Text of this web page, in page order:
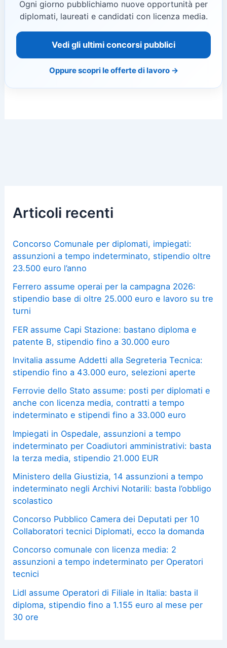
Ogni giorno pubblichiamo nuove opportunità per
diplomati, laureati e candidati con licenza media.
Vedi gli ultimi concorsi pubblici
Oppure scopri le offerte di lavoro →
Articoli recenti
Concorso Comunale per diplomati, impiegati:
assunzioni a tempo indeterminato, stipendio oltre
23.500 euro l’anno
Ferrero assume operai per la campagna 2026:
stipendio base di oltre 25.000 euro e lavoro su tre
turni
FER assume Capi Stazione: bastano diploma e
patente B, stipendio fino a 30.000 euro
Invitalia assume Addetti alla Segreteria Tecnica:
stipendio fino a 43.000 euro, selezioni aperte
Ferrovie dello Stato assume: posti per diplomati e
anche con licenza media, contratti a tempo
indeterminato e stipendi fino a 33.000 euro
Impiegati in Ospedale, assunzioni a tempo
indeterminato per Coadiutori amministrativi: basta
la terza media, stipendio 21.000 EUR
Ministero della Giustizia, 14 assunzioni a tempo
indeterminato negli Archivi Notarili: basta l’obbligo
scolastico
Concorso Pubblico Camera dei Deputati per 10
Collaboratori tecnici Diplomati, ecco la domanda
Concorso comunale con licenza media: 2
assunzioni a tempo indeterminato per Operatori
tecnici
Lidl assume Operatori di Filiale in Italia: basta il
diploma, stipendio fino a 1.155 euro al mese per
30 ore